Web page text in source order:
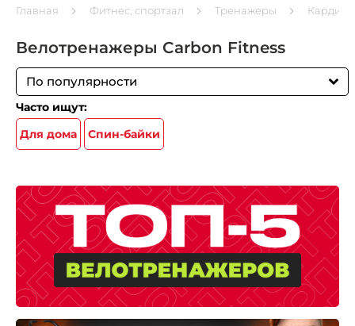
Главная Фитнес, спортзал Тренажеры
Велотренажеры Carbon Fitness
По популярности
Часто ищут:
Для дома
Спин-байки